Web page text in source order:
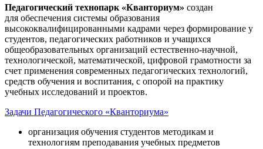
Педагогический технопарк «Кванториум» создан
для обеспечения системы образования
высококвалифицированными кадрами через формирование у
студентов, педагогических работников и учащихся
общеобразовательных организаций естественно-научной,
технологической, математической, цифровой грамотности за
счет применения современных педагогических технологий,
средств обучения и воспитания, с опорой на практику
учебных исследований и проектов.
Задачи Педагогического «Кванториума»
организация обучения студентов методикам и
технологиям преподавания учебных предметов